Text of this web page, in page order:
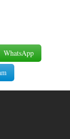
WhatsApp